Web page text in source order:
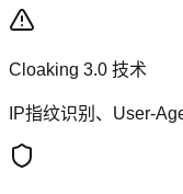
Cloaking 3.0 技术
IP指纹识别、User-